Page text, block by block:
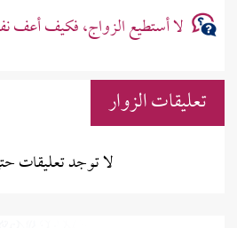
لا أستطيع الزواج، فكيف أعف
تعليقات الزوار
لا توجد تعليقات